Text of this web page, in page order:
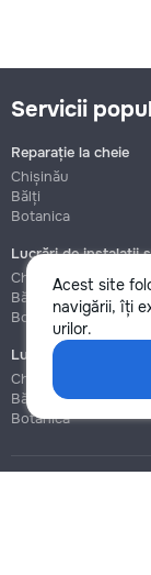
Acest site
navigării, îți
urilor.
Servicii
Reparație la cheie
Chișinău
Bălți
Botanica
Lucrări de instalații
Chișinău
Bălți
Botanica
Lucrări de
Chișinău
Bălți
Botanica